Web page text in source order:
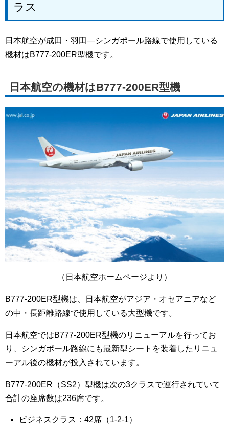
ラス
日本航空が成田・羽田―シンガポール路線で使用している
機材はB777-200ER型機です。
日本航空の機材はB777-200ER型機
（日本航空ホームページより）
B777-200ER型機は、日本航空がアジア・オセアニアなど
の中・長距離路線で使用している大型機です。
日本航空ではB777-200ER型機のリニューアルを行ってお
り、シンガポール路線にも最新型シートを装着したリニュ
ーアル後の機材が投入されています。
B777-200ER（SS2）型機は次の3クラスで運行されていて
合計の座席数は236席です。
ビジネスクラス：42席（1-2-1）